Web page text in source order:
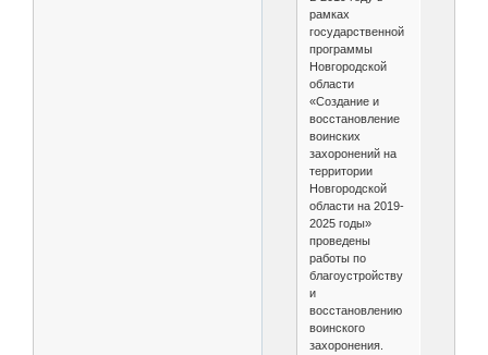
рамках
государственной
программы
Новгородской
области
«Создание и
восстановление
воинских
захоронений на
территории
Новгородской
области на 2019-
2025 годы»
проведены
работы по
благоустройству
и
восстановлению
воинского
захоронения.